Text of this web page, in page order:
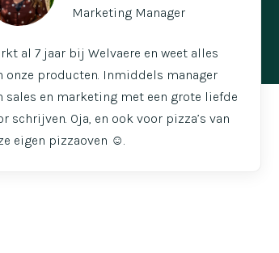
Marketing Manager
al 7 jaar bij Welvaere en weet alles
onze producten. Inmiddels manager
sales en marketing met een grote liefde
schrijven. Oja, en ook voor pizza’s van
eigen pizzaoven ☺️.